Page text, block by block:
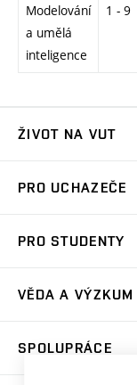
Modelování
a umělá
inteligence
1 - 9
ŽIVOT NA VUT
Koleje
Sport na VUT
PRO UCHAZEČE
Dny otevřených dveří
Celoživotní vzdělávání
PRO STUDENTY
Harmonogram
Závěrečné práce
Zpracování
Sociální bezpečí
Studium bez bariér
VĚDA A VÝZKUM
SPOLUPRÁCE